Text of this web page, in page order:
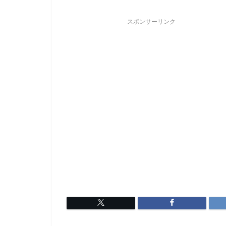
スポンサーリンク